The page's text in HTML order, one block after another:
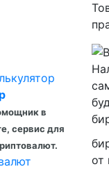
в
сервис для
от